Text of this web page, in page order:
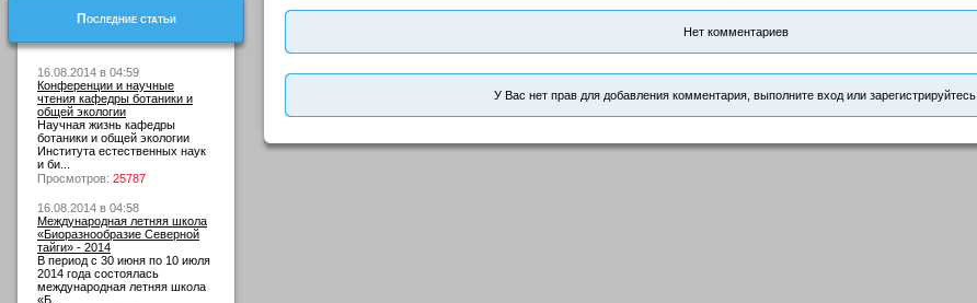
Последние статьи
16.08.2014 в 04:59
Конференции и научные
чтения кафедры ботаники и
общей экологии
Научная жизнь кафедры
ботаники и общей экологии
Института естественных наук
и би...
Просмотров: 25787
16.08.2014 в 04:58
Международная летняя школа
«Биоразнообразие Северной
тайги» - 2014
В период с 30 июня по 10 июля
2014 года состоялась
международная летняя школа
«Б...
Нет комментариев
У Вас нет прав для добавления комментария, выполните вход или зарегистрируйтесь.